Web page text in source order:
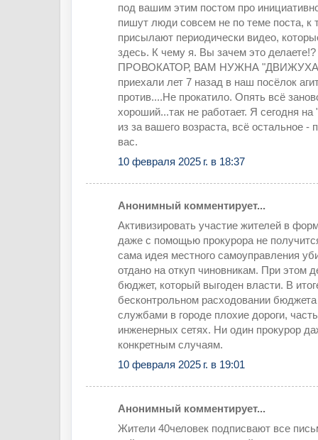
под вашим этим постом про
пишут люди совсем не по теме поста, к
присылают периодически видео,
здесь. К чему я. Вы зачем это
ПРОВОКАТОР, ВАМ НУЖНА
приехали лет 7 назад в наш посёлок
против....Не прокатило. Опять всё
хороший...так не работает. Я сегодня
из за вашего возраста, всё остальное -
вас.
10 февраля 2025 г. в 18:37
Анонимный комментирует...
Активизировать участие жителей в
даже с помощью прокурора не
сама идея местного самоуправления
отдано на откуп чиновникам. При этом
бюджет, который выгоден власти. В
бесконтрольном расходовании
службами в городе плохие дороги,
инженерных сетях. Ни один прокурор
конкретным случаям.
10 февраля 2025 г. в 19:01
Анонимный комментирует...
Жители 40человек подписвают все